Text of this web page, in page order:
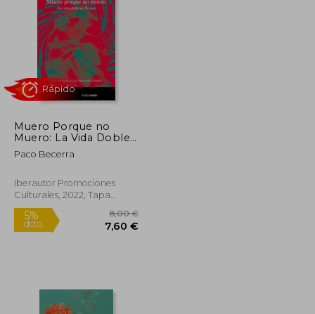
23,75 €
Muero Porque no
Muero: La Vida Doble
de Teresa
Paco Becerra
Iberautor Promociones
Culturales, 2022, Tapa
Blanda, Nuevo
Rápido